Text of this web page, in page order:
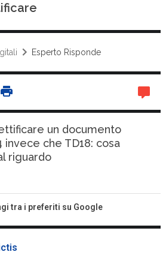
Esperto Risponde
un documento
invece che TD18: cosa
riguardo
tra i preferiti su Google